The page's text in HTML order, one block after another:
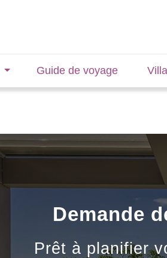
Guide de voyage
Demande
Prêt à planifier